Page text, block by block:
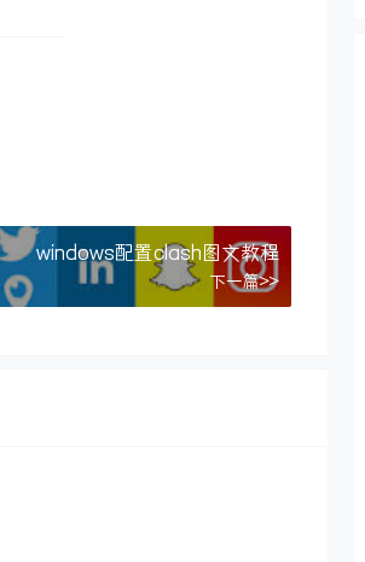
windows配置clash图文教程
下一篇>>